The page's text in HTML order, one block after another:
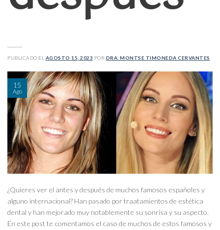
PUBLICADO EL AGOSTO 15, 2023 POR DRA. MONTSE TIMONEDA CERVANTES
15
Ago
¿Quieres ver el antes y después de muchos famosos españoles y
alguno internacional? Han pasado por traatamientos de estética
dental y han mejorado muy notablemente su sonrisa y su aspecto.
En este post te comentamos el caso de muchos de estos famosos y